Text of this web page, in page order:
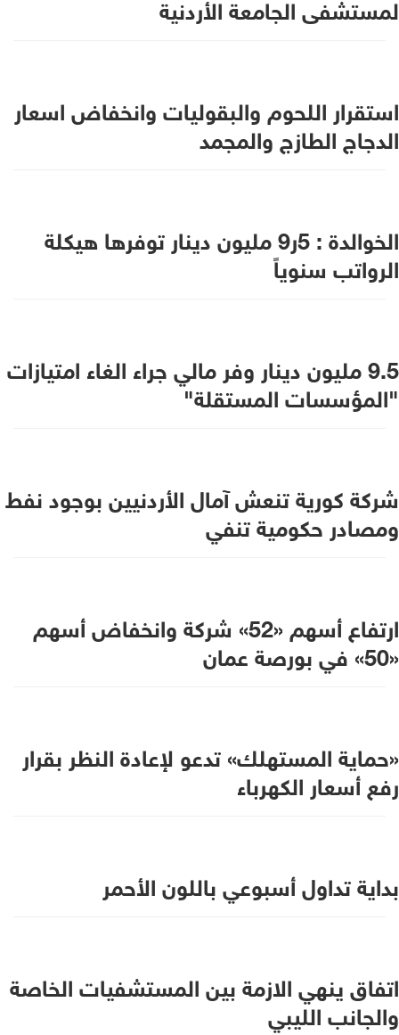
لمستشفى الجامعة الأردنية
استقرار اللحوم والبقوليات وانخفاض اسعار
الدجاج الطازج والمجمد
الخوالدة : 5ر9 مليون دينار توفرها هيكلة
الرواتب سنوياً
9.5 مليون دينار وفر مالي جراء الغاء امتيازات
"المؤسسات المستقلة"
شركة كورية تنعش آمال الأردنيين بوجود نفط
ومصادر حكومية تنفي
ارتفاع أسهم «52» شركة وانخفاض أسهم
«50» في بورصة عمان
«حماية المستهلك» تدعو لإعادة النظر بقرار
رفع أسعار الكهرباء
بداية تداول أسبوعي باللون الأحمر
اتفاق ينهي الازمة بين المستشفيات الخاصة
والجانب الليبي